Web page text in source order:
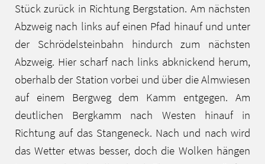
Stück zurück in Richtung Bergstation. Am nächsten
Abzweig nach links auf einen Pfad hinauf und unter
der Schrödelsteinbahn hindurch zum nächsten
Abzweig. Hier scharf nach links abknickend herum,
oberhalb der Station vorbei und über die Almwiesen
auf einem Bergweg dem Kamm entgegen. Am
deutlichen Bergkamm nach Westen hinauf in
Richtung auf das Stangeneck. Nach und nach wird
das Wetter etwas besser, doch die Wolken hängen